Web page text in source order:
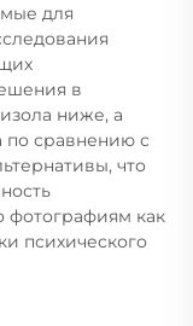
для
в
ниже, а
по сравнению с
что
фотографиям как
психического